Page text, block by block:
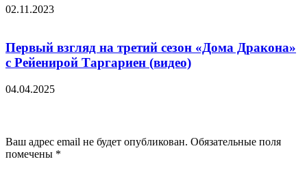
02.11.2023
Первый взгляд на третий сезон «Дома Дракона»
с Рейенирой Таргариен (видео)
04.04.2025
Ваш адрес email не будет опубликован. Обязательные поля
помечены *